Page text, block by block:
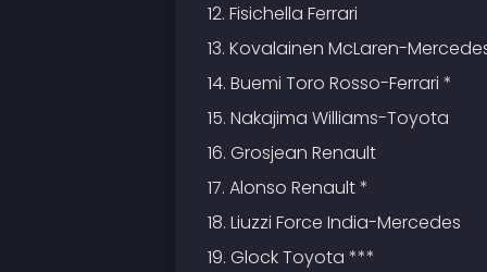
12. Fisichella Ferrari
13. Kovalainen McLaren-
14. Buemi Toro Rosso-Ferrari *
15. Nakajima Williams-Toyota
16. Grosjean Renault
17. Alonso Renault *
18. Liuzzi Force India-Mercedes
19. Glock Toyota ***